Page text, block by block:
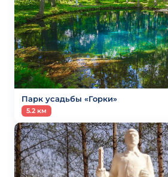
Парк усадьбы «Горки»
5.2 км